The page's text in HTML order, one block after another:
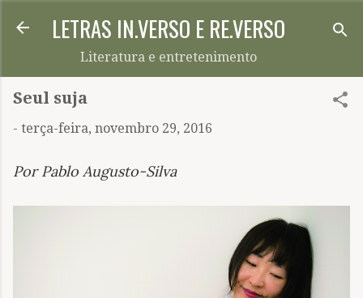
Pular para o conteúdo principal
LETRAS IN.VERSO E RE.VERSO
Literatura e entretenimento
Seul suja
- terça-feira, novembro 29, 2016
Por Pablo Augusto-Silva